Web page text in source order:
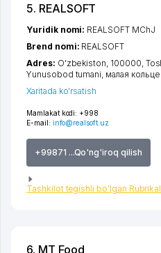
5. REALSOFT
Mamlakat kodi: +998
E-mail: info@realsoft.uz
+99871 ...Qo'ng'iroq qilish
Tashkilot tegishli bo'lgan
Yuridik nomi: REALSOFT MChJ
Brend nomi: REALSOFT
Adres: O'zbekiston, 100000,
Yunusobod tumani малая
Xaritada ko'rsatish
6. MT Food